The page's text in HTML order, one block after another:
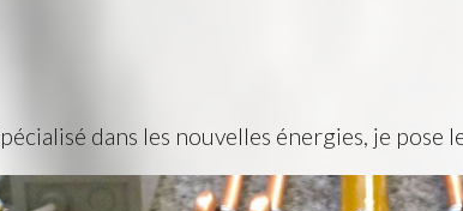
dans les nouvelles énergies, je pose